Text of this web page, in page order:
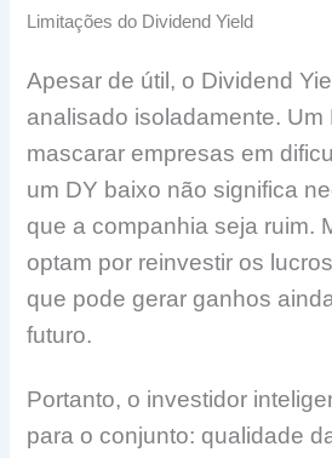
Limitações do Dividend Yield
Apesar de útil, o Dividend
analisado isoladamente.
mascarar empresas em
um DY baixo não significa
que a companhia seja ruim.
optam por reinvestir os
que pode gerar ganhos
futuro.
Portanto, o investidor
para o conjunto: qualidade